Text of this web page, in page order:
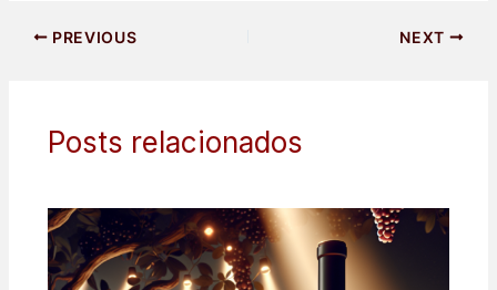
PREVIOUS NEXT
Posts relacionados